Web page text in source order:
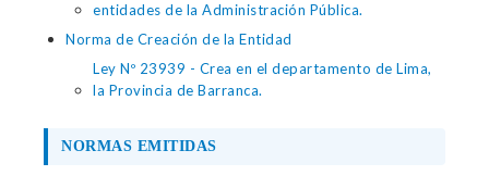
entidades de la Administración Pública.
Norma de Creación de la Entidad
Ley Nº 23939 - Crea en el departamento de Lima,
la Provincia de Barranca.
NORMAS EMITIDAS